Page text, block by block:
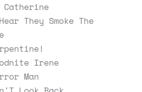
Catherine
They Smoke The
Irene
Man